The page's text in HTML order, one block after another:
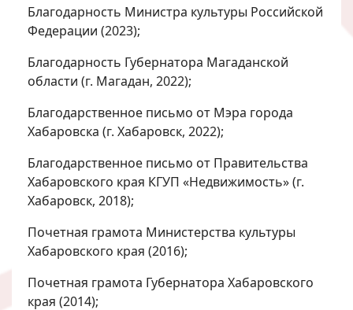
Благодарность Министра культуры Российской
Федерации (2023);
Благодарность Губернатора Магаданской
области (г. Магадан, 2022);
Благодарственное письмо от Мэра города
Хабаровска (г. Хабаровск, 2022);
Благодарственное письмо от Правительства
Хабаровского края КГУП «Недвижимость» (г.
Хабаровск, 2018);
Почетная грамота Министерства культуры
Хабаровского края (2016);
Почетная грамота Губернатора Хабаровского
края (2014);